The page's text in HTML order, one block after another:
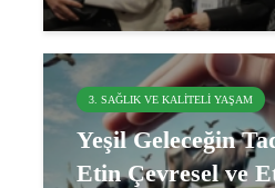
3. SAĞLIK VE KALITELI YAŞAM
Yeşil Geleceğin
Etin Çevresel ve